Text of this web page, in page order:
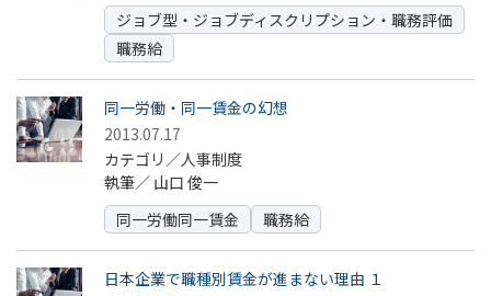
ジョブ型・ジョブディスクリプション・職務評価
職務給
同一労働・同一賃金の幻想
2013.07.17
カテゴリ／人事制度
執筆／ 山口 俊一
同一労働同一賃金
職務給
日本企業で職種別賃金が進まない理由 １